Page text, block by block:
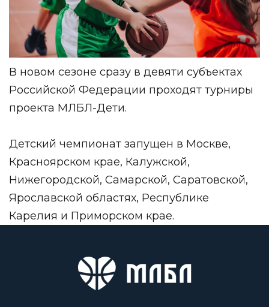
В новом сезоне сразу в девяти субъектах
Российской Федерации проходят турниры
проекта МЛБЛ-Дети.
Детский чемпионат запущен в Москве,
Красноярском крае, Калужской,
Нижегородской, Самарской, Саратовской,
Ярославской областях, Республике
Карелия и Приморском крае.